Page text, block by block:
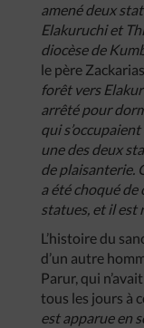
amené deux
Elakuruchi et
diocèse de
le père
forêt vers
arrêté pour
qui
une des deux
de plaisanterie.
a été choqué
statues, et il est
L’histoire du
d’un autre
Parur, qui
tous les jours à
est apparue en